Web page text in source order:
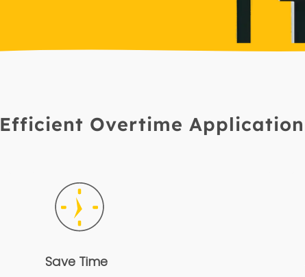
Efficient Overtime Application
Save Time